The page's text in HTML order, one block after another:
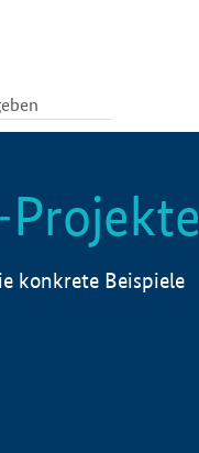
konkrete Beispiele